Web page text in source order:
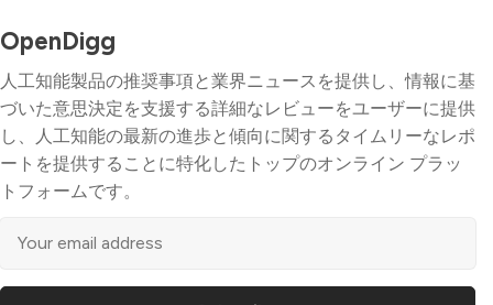
OpenDigg
人工知能製品の推奨事項と業界ニュースを提供し、情報に基
づいた意思決定を支援する詳細なレビューをユーザーに提供
し、人工知能の最新の進歩と傾向に関するタイムリーなレポ
ートを提供することに特化したトップのオンライン プラッ
トフォームです。